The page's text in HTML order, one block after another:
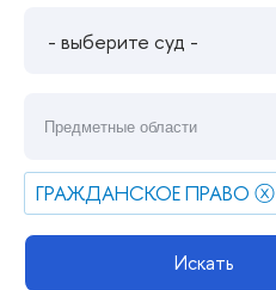
ГРАЖДАНСКОЕ ПРАВО ⓧ
Искать